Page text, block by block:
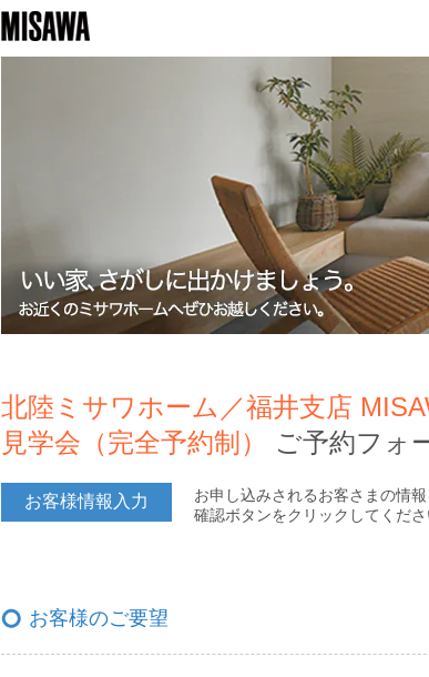
北陸ミサワホーム／福井支店
見学会（完全予約制）
ご予約フォ
お客様情報入力
お申し込みされるお客さまの情報
確認ボタンをクリックしてくださ
お客様のご要望